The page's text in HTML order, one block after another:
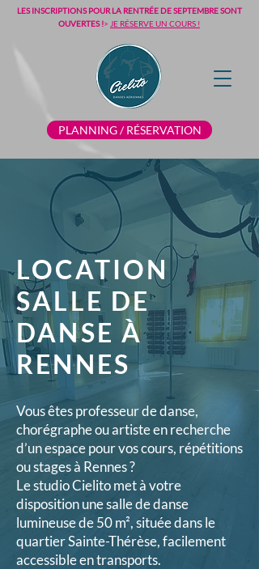
PLANNING / RÉSERVATION
LES INSCRIPTIONS POUR LA RENTRÉE DE SEPTEMBRE SONT
OUVERTES !> JE RÉSERVE UN COURS !
LOCATION
SALLE DE
DANSE À
RENNES
Vous êtes professeur de danse,
chorégraphe ou artiste en recherche
d’un espace pour vos cours, répétitions
ou stages à Rennes ?
Le studio Cielito met à votre
disposition une salle de danse
lumineuse de 50 m², située dans le
quartier Sainte-Thérèse, facilement
accessible en transports.